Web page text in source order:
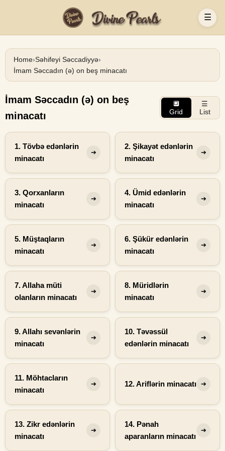
☰
Home›Səhifeyi Səccadiyyə›
İmam Səccadın (ə) on beş minacatı
İmam Səccadın (ə) on beş
minacatı
🔲
Grid
☰
List
1. Tövbə edənlərin
minacatı
➔
2. Şikayət edənlərin
minacatı
➔
3. Qorxanların
minacatı
➔
4. Ümid edənlərin
minacatı
➔
5. Müştaqların
minacatı
➔
6. Şükür edənlərin
minacatı
➔
7. Allaha müti
olanların minacatı
➔
8. Müridlərin
minacatı
➔
9. Allahı sevənlərin
minacatı
➔
10. Təvəssül
edənlərin minacatı
➔
11. Möhtacların
minacatı
➔ 12. Ariflərin minacatı ➔
13. Zikr edənlərin
minacatı
➔
14. Pənah
aparanların minacatı
➔